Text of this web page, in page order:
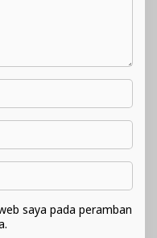
saya pada peramban